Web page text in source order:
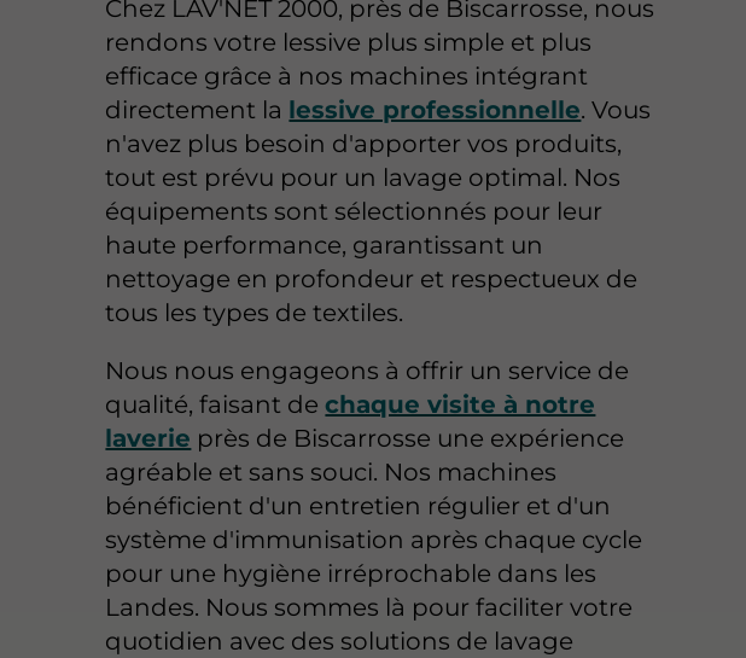
Chez LAV'NET 2000, près de Biscarrosse, nous
rendons votre lessive plus simple et plus
efficace grâce à nos machines intégrant
directement la lessive professionnelle. Vous
n'avez plus besoin d'apporter vos produits,
tout est prévu pour un lavage optimal. Nos
équipements sont sélectionnés pour leur
haute performance, garantissant un
nettoyage en profondeur et respectueux de
tous les types de textiles.
Nous nous engageons à offrir un service de
qualité, faisant dechaque visite à notre
laverie près de Biscarrosse une expérience
agréable et sans souci. Nos machines
bénéficient d'un entretien régulier et d'un
système d'immunisation après chaque cycle
pour une hygiène irréprochable dans les
Landes. Nous sommes là pour faciliter votre
quotidien avec des solutions de lavage